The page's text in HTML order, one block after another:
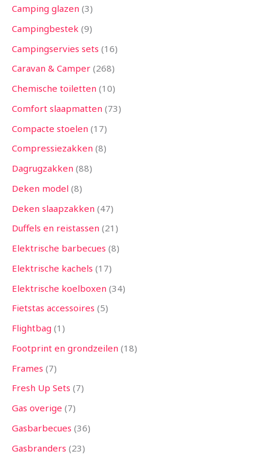
Camping glazen 3
Campingbestek 9
Campingservies sets 16
Caravan & Camper 268
Chemische toiletten 10
Comfort slaapmatten 73
Compacte stoelen 17
Compressiezakken 8
Dagrugzakken 88
Deken model 8
Deken slaapzakken 47
Duffels en reistassen 21
Elektrische barbecues 8
Elektrische kachels 17
Elektrische koelboxen 34
Fietstas accessoires 5
Flightbag 1
Footprint en grondzeilen 18
Frames 7
Fresh Up Sets 7
Gas overige 7
Gasbarbecues 36
Gasbranders 23